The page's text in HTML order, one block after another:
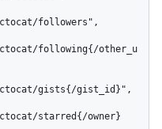
followers",
following{/other_u
gists{/gist_id}",
starred{/owner}